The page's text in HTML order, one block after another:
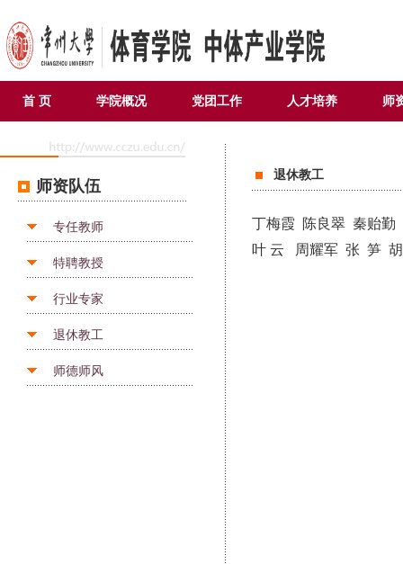
首 页 学院概况 党团工作 人才培养 师
师资队伍
专任教师
特聘教授
行业专家
退休教工
师德师风
退休教工
丁梅霞 陈良翠 秦贻勤
叶 云
周耀军 张 笋